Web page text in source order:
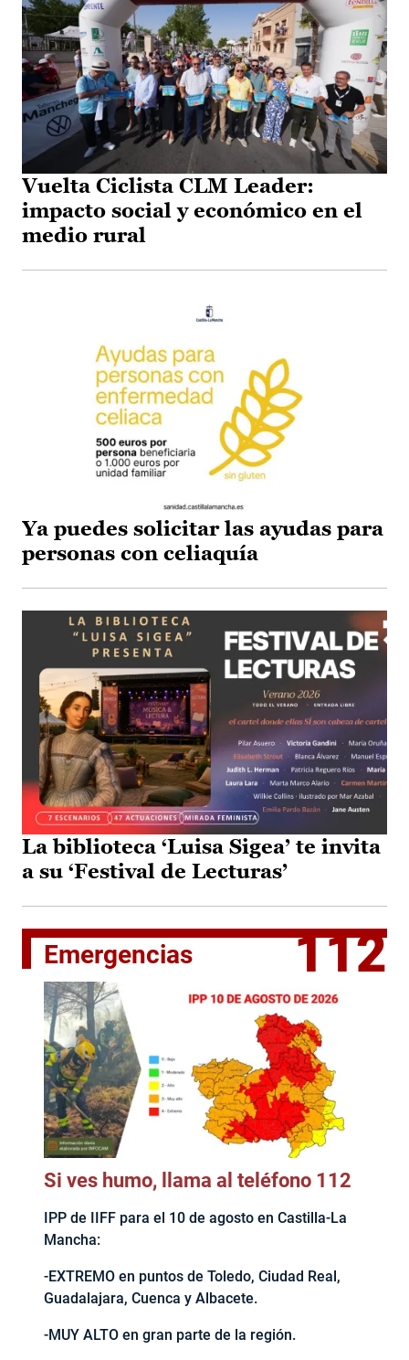
Vuelta Ciclista CLM Leader:
impacto social y económico en el
medio rural
Ya puedes solicitar las ayudas para
personas con celiaquía
La biblioteca ‘Luisa Sigea’ te invita
a su ‘Festival de Lecturas’
Emergencias 112
Si ves humo, llama al teléfono 112
IPP de IIFF para el 10 de agosto en Castilla-La
Mancha:
-EXTREMO en puntos de Toledo, Ciudad Real,
Guadalajara, Cuenca y Albacete.
-MUY ALTO en gran parte de la región.